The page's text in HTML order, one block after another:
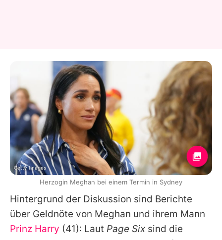
Hintergrund der Diskussion sind Berichte
über Geldnöte von Meghan und ihrem Mann
Prinz Harry (41): Laut Page Six sind die
Getty Images
Herzogin Meghan bei einem Termin in Sydney